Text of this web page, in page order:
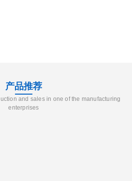
产品推荐
and sales in one of the manufacturing
enterprises